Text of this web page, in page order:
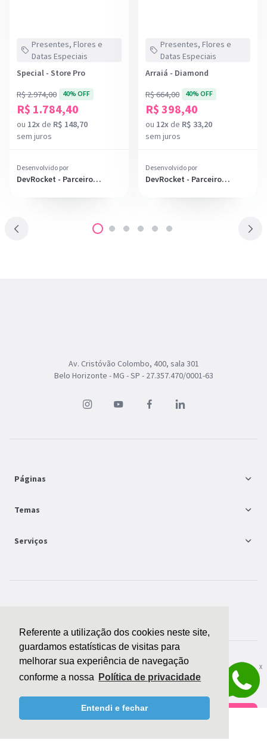
Referente a utilização dos cookies neste site,
guardamos estatísticas de visitas para
melhorar sua experiência de navegação
conforme a nossa
Política de privacidade
Entendi e fechar
Presentes, Flores e
Datas Especiais
Special - Store Pro
R$ 2.974,00
40% OFF
R$ 1.784,40
ou 12x de R$ 148,70
sem juros
Desenvolvido por
DevRocket - Parceiro
Presentes, Flores e
Datas Especiais
Arraiá - Diamond
R$ 664,00
40% OFF
R$ 398,40
ou 12x de R$ 33,20
sem juros
Desenvolvido por
DevRocket - Parceiro
Av. Cristóvão Colombo, 400, sala 301
Belo Horizonte - MG - SP - 27.357.470/0001-63
Páginas
FAQ
Temas
Moda e Acessórios
Serviços
Veja todos os serviços
Precisa de ajuda para escolher?
X